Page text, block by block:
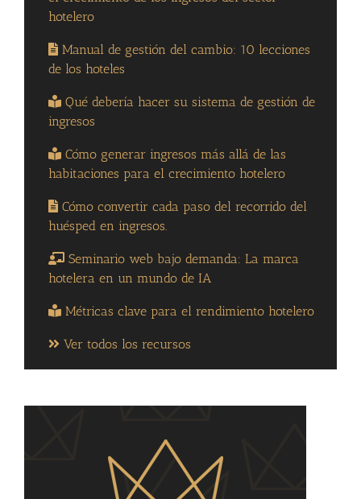
hotelero
Manual de gestión del cambio: 10 lecciones
de los hoteles
Qué debería hacer su sistema de gestión de
ingresos
Cómo generar ingresos más allá de las
habitaciones para el crecimiento hotelero
Cómo convertir cada paso del recorrido del
huésped en ingresos.
Seminario web bajo demanda: La marca
hotelera en un mundo de IA
Métricas clave para el rendimiento hotelero
Ver todos los recursos